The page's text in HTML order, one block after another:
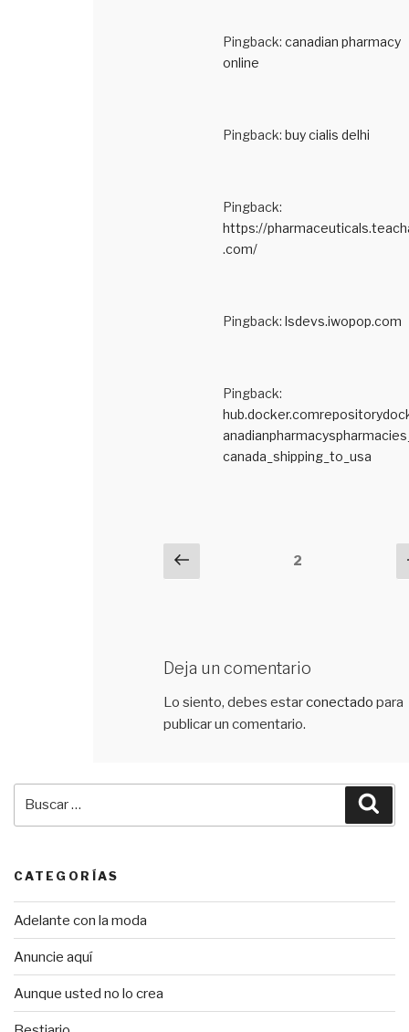
Pingback: canadian pharmacy
online
Pingback: buy cialis delhi
Pingback:
https://
.com/
Pingback: lsdevs.iwopop.com
Pingback:
canada_shipping_to_usa
Navegación
de
Previous 2
Deja un comentario
Lo siento, debes estarconectado para
publicar un comentario.
CATEGORÍAS
Adelante con la moda
Anuncie aquí
Aunque usted no lo crea